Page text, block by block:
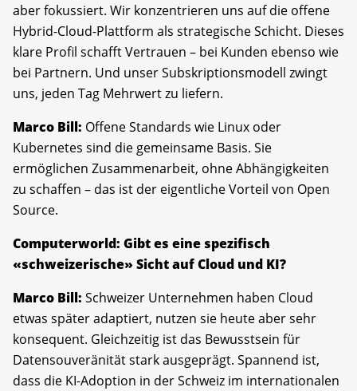
aber fokussiert. Wir konzentrieren uns auf die offene
Hybrid-Cloud-Plattform als strategische Schicht. Dieses
klare Profil schafft Vertrauen – bei Kunden ebenso wie
bei Partnern. Und unser Subskriptionsmodell zwingt
uns, jeden Tag Mehrwert zu liefern.
Marco Bill: Offene Standards wie Linux oder
Kubernetes sind die gemeinsame Basis. Sie
ermöglichen Zusammenarbeit, ohne Abhängigkeiten
zu schaffen – das ist der eigentliche Vorteil von Open
Source.
Computerworld: Gibt es eine spezifisch
«schweizerische» Sicht auf Cloud und KI?
Marco Bill: Schweizer Unternehmen haben Cloud
etwas später adaptiert, nutzen sie heute aber sehr
konsequent. Gleichzeitig ist das Bewusstsein für
Datensouveränität stark ausgeprägt. Spannend ist,
dass die KI-Adoption in der Schweiz im internationalen